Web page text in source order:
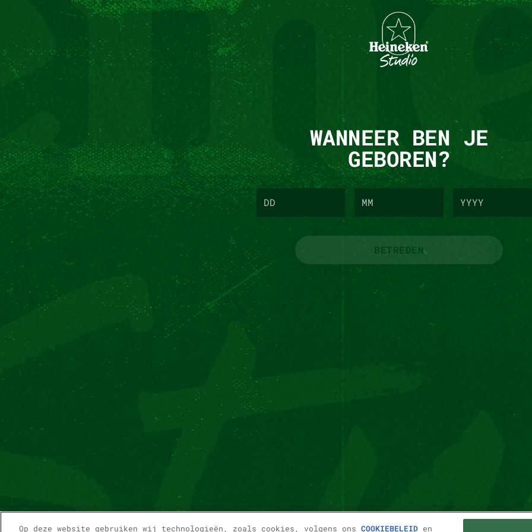
WANNEER BEN JE
GEBOREN?
BETREDEN
Op deze website gebruiken wij technologieën, zoals cookies, volgens ons COOKIEBELEID en